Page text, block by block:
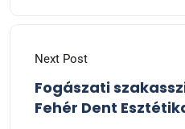
Next Post
Fogászati
Fehér Dent